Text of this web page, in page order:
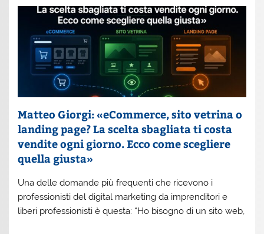
Matteo Giorgi: «eCommerce, sito vetrina o
landing page? La scelta sbagliata ti costa
vendite ogni giorno. Ecco come scegliere
quella giusta»
Una delle domande più frequenti che ricevono i
professionisti del digital marketing da imprenditori e
liberi professionisti è questa: “Ho bisogno di un sito web,